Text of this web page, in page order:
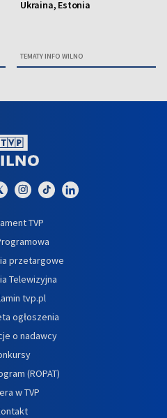
Ukraina, Estonia
TEMATY INFO WILNO
TVP
przetargowe
Telewizyjna
tvp.pl
ogłoszenia
o nadawcy
(ROPAT)
w TVP